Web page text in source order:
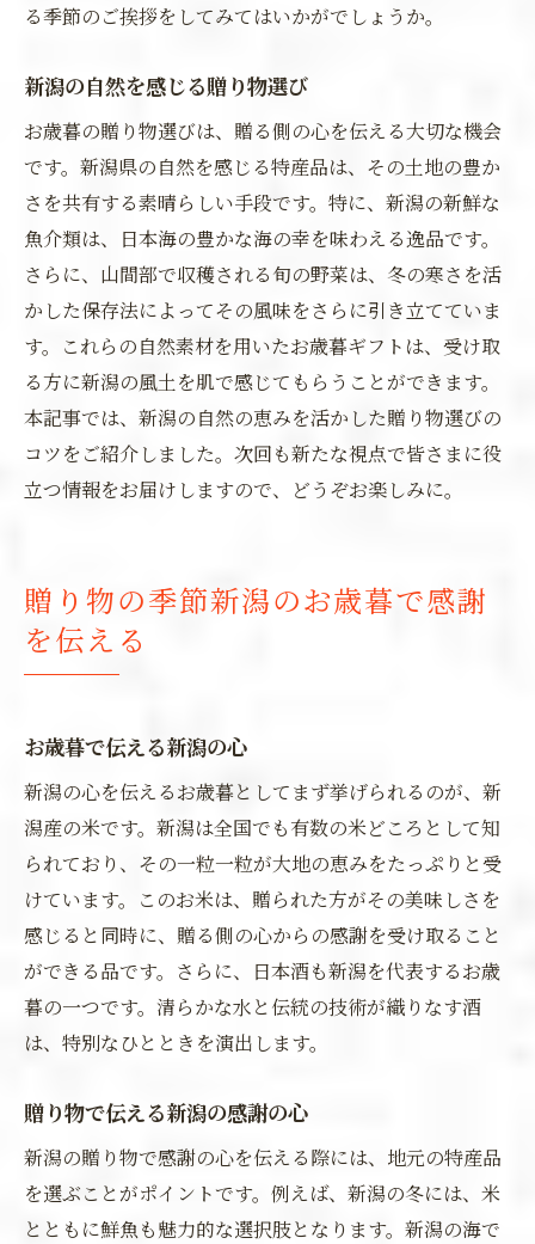
る季節のご挨拶をしてみてはいかがでしょうか。
新潟の自然を感じる贈り物選び
お歳暮の贈り物選びは、贈る側の心を伝える大切な機会
です。新潟県の自然を感じる特産品は、その土地の豊か
さを共有する素晴らしい手段です。特に、新潟の新鮮な
魚介類は、日本海の豊かな海の幸を味わえる逸品です。
さらに、山間部で収穫される旬の野菜は、冬の寒さを活
かした保存法によってその風味をさらに引き立てていま
す。これらの自然素材を用いたお歳暮ギフトは、受け取
る方に新潟の風土を肌で感じてもらうことができます。
本記事では、新潟の自然の恵みを活かした贈り物選びの
コツをご紹介しました。次回も新たな視点で皆さまに役
立つ情報をお届けしますので、どうぞお楽しみに。
贈り物の季節新潟のお歳暮で感謝
を伝える
お歳暮で伝える新潟の心
新潟の心を伝えるお歳暮としてまず挙げられるのが、新
潟産の米です。新潟は全国でも有数の米どころとして知
られており、その一粒一粒が大地の恵みをたっぷりと受
けています。このお米は、贈られた方がその美味しさを
感じると同時に、贈る側の心からの感謝を受け取ること
ができる品です。さらに、日本酒も新潟を代表するお歳
暮の一つです。清らかな水と伝統の技術が織りなす酒
は、特別なひとときを演出します。
贈り物で伝える新潟の感謝の心
新潟の贈り物で感謝の心を伝える際には、地元の特産品
を選ぶことがポイントです。例えば、新潟の冬には、米
とともに鮮魚も魅力的な選択肢となります。新潟の海で